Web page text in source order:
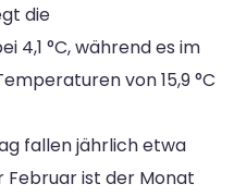
die
4,1 °C, während es im
von 15,9 °C
fallen jährlich etwa
Februar ist der Monat